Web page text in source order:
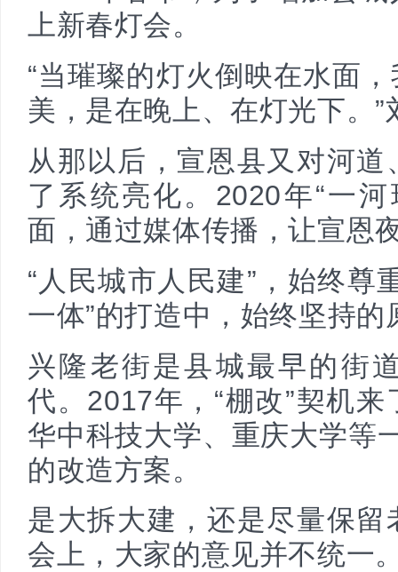
上新春灯会。
“当璀璨的灯火倒映在水面
美，是在晚上、在灯光下。”
从那以后，宣恩县又对河
了系统亮化。2020年“一
面，通过媒体传播，让宣恩
“人民城市人民建”，始终尊
一体”的打造中，始终坚持的
兴隆老街是县城最早的街
代。2017年，“棚改”契机
华中科技大学、重庆大学等
的改造方案。
是大拆大建，还是尽量保
会上，大家的意见并不统一